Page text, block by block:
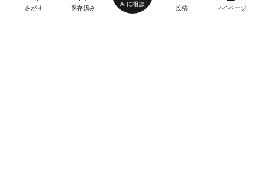
さがす 保存済み
AIに相談
投稿 マイページ